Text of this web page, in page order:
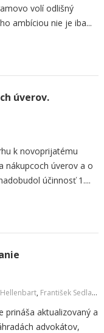
volí odlišný
ambíciou nie je iba...
úverov.
k novoprijatému
nákupcoch úverov a o
účinnosť 1....
, František Sedlačko
prináša aktualizovaný a
advokátov,